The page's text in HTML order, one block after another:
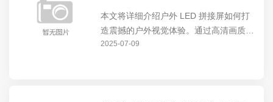
本文将详细介绍户外 LED 拼接屏如何打
造震撼的户外视觉体验。通过高清画质、
超大尺寸和灵活拼接等特点，为户外场景
2025-07-09